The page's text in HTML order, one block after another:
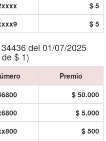
$ 5
$ 5
del 01/07/2025
$ 1)
Premio
$ 50.000
$ 5.000
$ 500